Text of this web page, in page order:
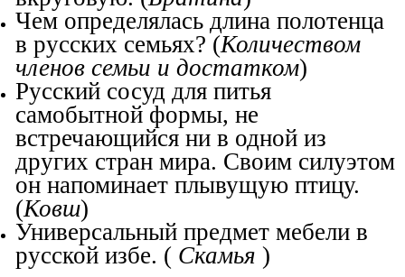
Чем определялась длина полотенца
в русских семьях? (Количеством
членов семьи и достатком)
Русский сосуд для питья
самобытной формы, не
встречающийся ни в одной из
других стран мира. Своим силуэтом
он напоминает плывущую птицу.
(Ковш)
Универсальный предмет мебели в
русской избе. ( Скамья)